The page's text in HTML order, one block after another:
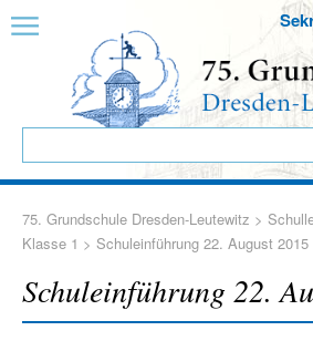
75. Grundschule Dresden-Leutewitz >
Klasse 1 > Schuleinführung 22. August 2015
Schuleinführung 22.